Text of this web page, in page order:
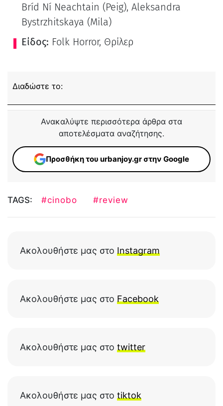
Bríd Ní Neachtain (Peig), Aleksandra
Bystrzhitskaya (Mila)
Είδος: Folk Horror, Θρίλερ
Διαδώστε το:
Ανακαλύψτε περισσότερα άρθρα στα
αποτελέσματα αναζήτησης.
Προσθήκη του urbanjoy.gr στην Google
TAGS: #cinobo #review
Ακολουθήστε μας στο Instagram
Ακολουθήστε μας στο Facebook
Ακολουθήστε μας στο twitter
Ακολουθήστε μας στο tiktok